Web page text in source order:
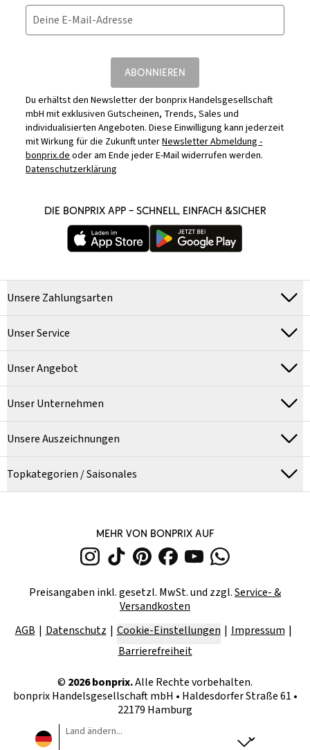
Deine E-Mail-Adresse
ABONNIEREN
Du erhältst den Newsletter der bonprix Handelsgesellschaft
mbH mit exklusiven Gutscheinen, Trends, Sales und
individualisierten Angeboten. Diese Einwilligung kann jederzeit
mit Wirkung für die Zukunft unterNewsletter Abmeldung -
bonprix.deoder am Ende jeder E-Mail widerrufen werden.
Datenschutzerklärung
DIE BONPRIX APP – SCHNELL, EINFACH &SICHER
Unsere Zahlungsarten
Unser Service
Unser Angebot
Unser Unternehmen
Unsere Auszeichnungen
Topkategorien / Saisonales
MEHR VON BONPRIX AUF
Preisangaben inkl. gesetzl. MwSt. und zzgl.Service- &
Versandkosten
AGB
Datenschutz Cookie-Einstellungen
Impressum
Barrierefreiheit
© 2026bonprix.Alle Rechte vorbehalten.
bonprix Handelsgesellschaft mbH • Haldesdorfer Straße 61 •
22179 Hamburg
Land ändern...